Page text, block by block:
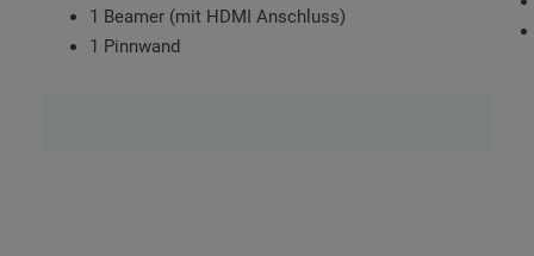
1 Beamer (mit HDMI Anschluss)
1 Pinnwand